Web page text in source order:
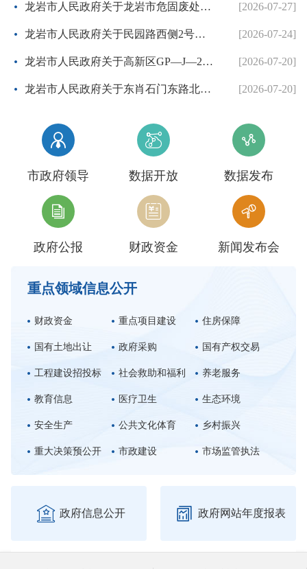
[2026-07-27]
龙岩市人民政府关于龙岩市危固废处置中心二期项目协议出让方案的批复
[2026-07-24]
龙岩市人民政府关于民园路西侧2号地块等两个控制性详细规划的批复
[2026-07-20]
龙岩市人民政府关于高新区GP—J—26地块控制性详细规划的批复
[2026-07-20]
龙岩市人民政府关于东肖石门东路北侧等3个地块项目控制性详细规划调整方案的批复

市政府领导

数据开放

数据发布

政府公报

财政资金

新闻发布会
重点领域信息公开
财政资金 重点项目建设 住房保障
国有土地出让 政府采购 国有产权交易
工程建设招投标 社会救助和福利 养老服务
教育信息 医疗卫生 生态环境
安全生产 公共文化体育 乡村振兴
重大决策预公开 市政建设 市场监管执法
 政府信息公开  政府网站年度报表